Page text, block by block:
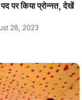
पर किया प्रोन्नत, देखें
28, 2023